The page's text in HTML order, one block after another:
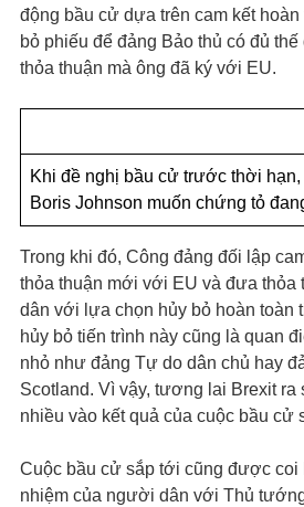
động bầu cử dựa trên cam kết
bỏ phiếu để đảng Bảo thủ có đủ
thỏa thuận mà ông đã ký với EU.
Khi đề nghị bầu cử trước thời
Boris Johnson muốn chứng tỏ
Trong khi đó, Công đảng đối lập
thỏa thuận mới với EU và đưa thỏa
dân với lựa chọn hủy bỏ hoàn toàn
hủy bỏ tiến trình này cũng là quan
nhỏ như đảng Tự do dân chủ hay
Scotland. Vì vậy, tương lai Brexit ra
nhiều vào kết quả của cuộc bầu cử
Cuộc bầu cử sắp tới cũng được coi
nhiệm của người dân với Thủ